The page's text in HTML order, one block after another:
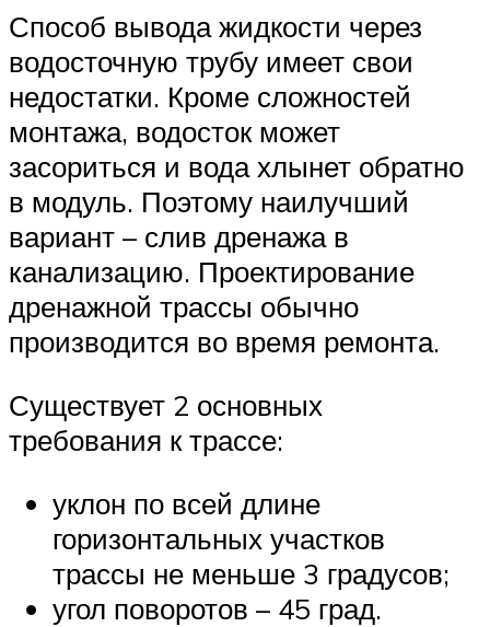
Способ вывода жидкости через
водосточную трубу имеет свои
недостатки. Кроме сложностей
монтажа, водосток может
засориться и вода хлынет обратно
в модуль. Поэтому наилучший
вариант – слив дренажа в
канализацию. Проектирование
дренажной трассы обычно
производится во время ремонта.
Существует 2 основных
требования к трассе:
уклон по всей длине
горизонтальных участков
трассы не меньше 3 градусов;
угол поворотов – 45 град.